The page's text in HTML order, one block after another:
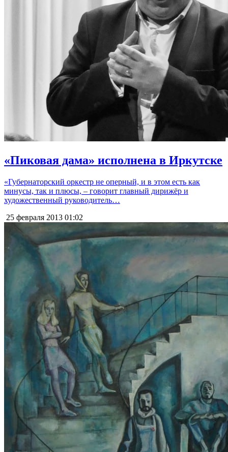
«Пиковая дама» исполнена в Иркутске
«Губернаторский оркестр не оперный, и в этом есть как
минусы, так и плюсы, – говорит главный дирижёр и
художественный руководитель…
25 февраля 2013 01:02